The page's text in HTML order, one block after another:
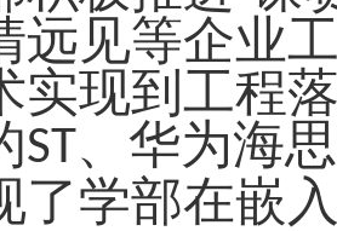
远见等企业
实现到工程
ST、华为海
了学部在嵌